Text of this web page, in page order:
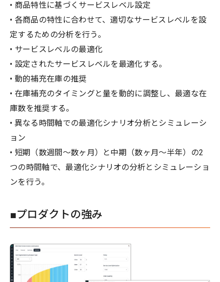
• 商品特性に基づくサービスレベル設定
• 各商品の特性に合わせて、適切なサービスレベルを設
定するための分析を行う。
• サービスレベルの最適化
• 設定されたサービスレベルを最適化する。
• 動的補充在庫の推奨
• 在庫補充のタイミングと量を動的に調整し、最適な在
庫数を推奨する。
• 異なる時間軸での最適化シナリオ分析とシミュレーシ
ョン
• 短期（数週間〜数ヶ月）と中期（数ヶ月〜半年）の2
つの時間軸で、最適化シナリオの分析とシミュレーショ
ンを行う。
■プロダクトの強み